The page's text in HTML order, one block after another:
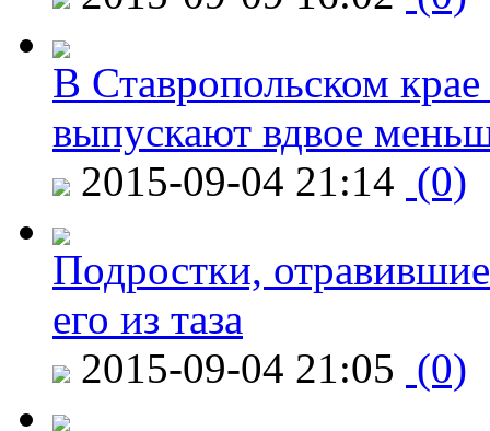
В Ставропольском
выпускают вдвое
2015-09-04 21:14 (0)
Подростки,
его из таза
2015-09-04 21:05 (0)